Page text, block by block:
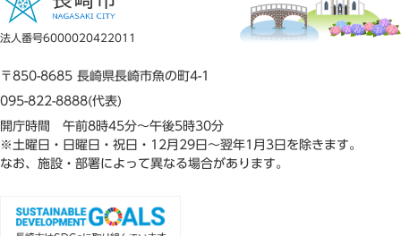
法人番号6000020422011
〒850-8685 長崎県長崎市魚の町4-1
095-822-8888(代表)
開庁時間 午前8時45分～午後5時30分
※土曜日・日曜日・祝日・12月29日～翌年1月3日を除きます。
なお、施設・部署によって異なる場合があります。